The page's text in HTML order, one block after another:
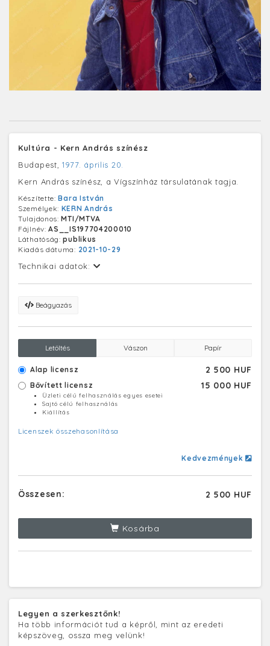
Kultúra - Kern András színész
Budapest, 1977. április 20.
Kern András színész, a Vígszínház társulatának tagja.
Készítette:Bara István
Személyek: KERN András
Tulajdonos:MTI/MTVA
Fájlnév:AS__IS197704200010
Láthatóság:publikus
Kiadás dátuma: 2021-10-29
Technikai adatok:
Beágyazás
Letöltés Vászon Papír
Alap licensz 2 500 HUF
Bővített licensz 15 000 HUF
Üzleti célú felhasználás egyes esetei
Sajtó célú felhasználás
Kiállítás
Licenszek összehasonlítása
Kedvezmények
Összesen: 2 500 HUF
Kosárba
Legyen a szerkesztőnk!
Ha több információt tud a képről, mint az eredeti
képszöveg, ossza meg velünk!